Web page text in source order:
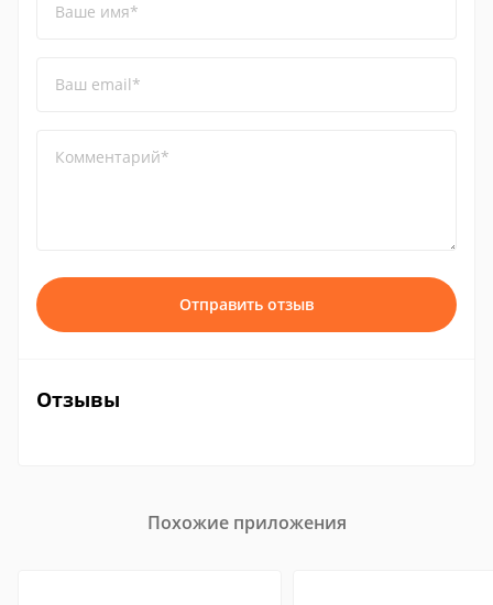
Ваше имя*
Ваш email*
Комментарий*
Отправить отзыв
Отзывы
Похожие приложения